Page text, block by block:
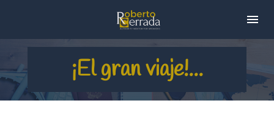
¡El gran viaje!...